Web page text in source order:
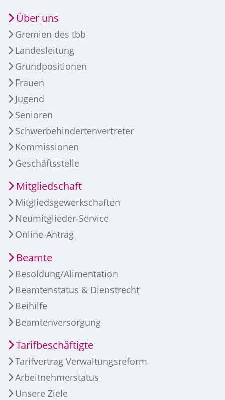
Über uns
Gremien des tbb
Landesleitung
Grundpositionen
Frauen
Jugend
Senioren
Schwerbehindertenvertreter
Kommissionen
Geschäftsstelle
Mitgliedschaft
Mitgliedsgewerkschaften
Neumitglieder-Service
Online-Antrag
Beamte
Besoldung/Alimentation
Beamtenstatus & Dienstrecht
Beihilfe
Beamtenversorgung
Tarifbeschäftigte
Tarifvertrag Verwaltungsreform
Arbeitnehmerstatus
Unsere Ziele